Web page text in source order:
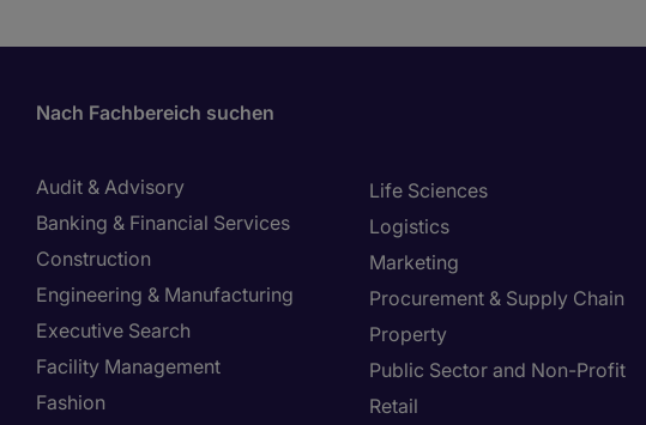
Nach Fachbereich suchen
Audit & Advisory
Banking & Financial Services
Construction
Engineering & Manufacturing
Executive Search
Facility Management
Fashion
Life Sciences
Logistics
Marketing
Procurement & Supply Chain
Property
Public Sector and Non-Profit
Retail